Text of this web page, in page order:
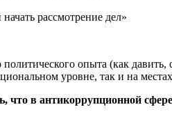
рассмотрение дел»
опыта (как давить,
уровне, так и на
в антикоррупционной сфере